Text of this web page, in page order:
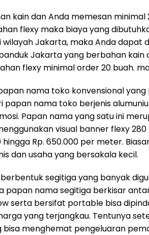
kain dan Anda memesan
flexy maka biaya yang
Jakarta, maka Anda dapat
Jakarta yang berbahan
flexy minimal order 20 buah.
nama toko konvensional
papan nama toko berjenis
Papan nama yang satu ini
visual banner flexy
Rp. 650.000 per meter.
dan usaha yang bersakala kecil.
segitiga yang banyak
papan nama segitiga berkisar
serta bersifat portable bisa
yang terjangkau. Tentunya
menghemat pengeluaran